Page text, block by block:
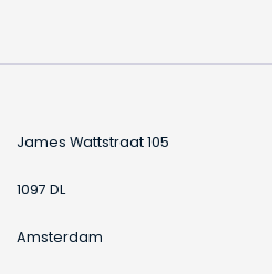
James Wattstraat 105
1097 DL
Amsterdam